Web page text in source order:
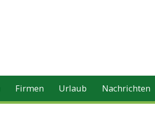
Firmen Urlaub Nachrichten